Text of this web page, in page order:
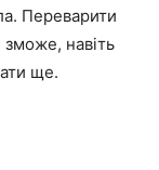
Переварити
навіть
ще.